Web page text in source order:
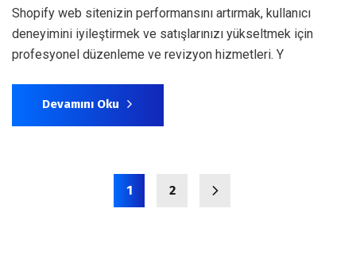
Shopify web sitenizin performansını artırmak, kullanıcı
deneyimini iyileştirmek ve satışlarınızı yükseltmek için
profesyonel düzenleme ve revizyon hizmetleri. Y
Devamını Oku
1 2